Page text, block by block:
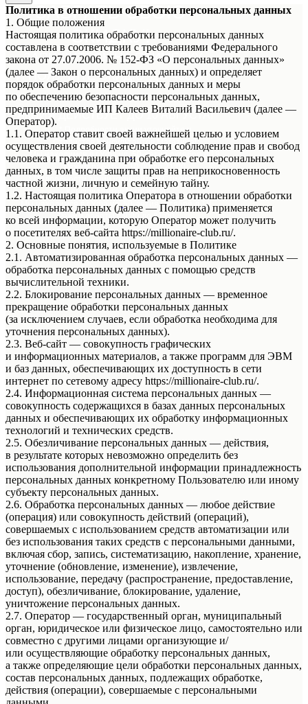
ЗАБРАТЬ СВОЮ
СКИДКУ!
ЗАПИШИТЕСЬ НА ПРИМЕРКУ
И ПОЛУЧИТЕ СКИДКУ ДО 4500₽!
АКЦИЯ ДЕЙСТВУЕТ ДО 10 АВГУСТА!
* Подробности акции уточняйте у
Стилистов Консультантов Магазина!
Мы находимся в г.Уфа ул. 50-летия октября д.18
Режим работы с 10:00 до 21:00
* Подробности акции уточняйте у Стилистов
Консультантов Магазина!
Мы находимся в г.Уфа ул. 50-летия октября д.18
Режим работы с 9:00 до 21:00
Политика в отношении обработки персональных данных
1. Общие положения
Настоящая политика обработки персональных данных
составлена в соответствии с требованиями Федерального
закона от 27.07.2006. № 152-ФЗ «О персональных данных»
(далее — Закон о персональных данных) и определяет
порядок обработки персональных данных и меры
по обеспечению безопасности персональных данных,
предпринимаемые ИП Калеев Виталий Васильевич (далее —
Оператор).
1.1. Оператор ставит своей важнейшей целью и условием
осуществления своей деятельности соблюдение прав и свобод
человека и гражданина при обработке его персональных
данных, в том числе защиты прав на неприкосновенность
частной жизни, личную и семейную тайну.
1.2. Настоящая политика Оператора в отношении обработки
персональных данных (далее — Политика) применяется
ко всей информации, которую Оператор может получить
о посетителях веб-сайта https://millionaire-club.ru/.
2. Основные понятия, используемые в Политике
2.1. Автоматизированная обработка персональных данных —
обработка персональных данных с помощью средств
вычислительной техники.
2.2. Блокирование персональных данных — временное
прекращение обработки персональных данных
(за исключением случаев, если обработка необходима для
уточнения персональных данных).
2.3. Веб-сайт — совокупность графических
и информационных материалов, а также программ для ЭВМ
и баз данных, обеспечивающих их доступность в сети
интернет по сетевому адресу https://millionaire-club.ru/.
2.4. Информационная система персональных данных —
совокупность содержащихся в базах данных персональных
данных и обеспечивающих их обработку информационных
технологий и технических средств.
2.5. Обезличивание персональных данных — действия,
в результате которых невозможно определить без
использования дополнительной информации принадлежность
персональных данных конкретному Пользователю или иному
субъекту персональных данных.
2.6. Обработка персональных данных — любое действие
(операция) или совокупность действий (операций),
совершаемых с использованием средств автоматизации или
без использования таких средств с персональными данными,
включая сбор, запись, систематизацию, накопление, хранение,
уточнение (обновление, изменение), извлечение,
использование, передачу (распространение, предоставление,
доступ), обезличивание, блокирование, удаление,
уничтожение персональных данных.
2.7. Оператор — государственный орган, муниципальный
орган, юридическое или физическое лицо, самостоятельно или
совместно с другими лицами организующие и/
или осуществляющие обработку персональных данных,
а также определяющие цели обработки персональных данных,
состав персональных данных, подлежащих обработке,
действия (операции), совершаемые с персональными